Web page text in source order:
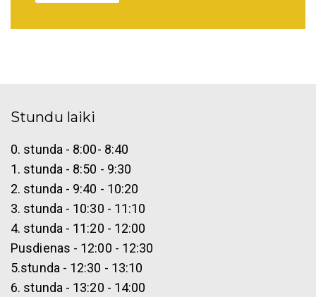
Stundu laiki
0. stunda - 8:00- 8:40
1. stunda - 8:50 - 9:30
2. stunda - 9:40 - 10:20
3. stunda - 10:30 - 11:10
4. stunda - 11:20 - 12:00
Pusdienas - 12:00 - 12:30
5.stunda - 12:30 - 13:10
6. stunda - 13:20 - 14:00